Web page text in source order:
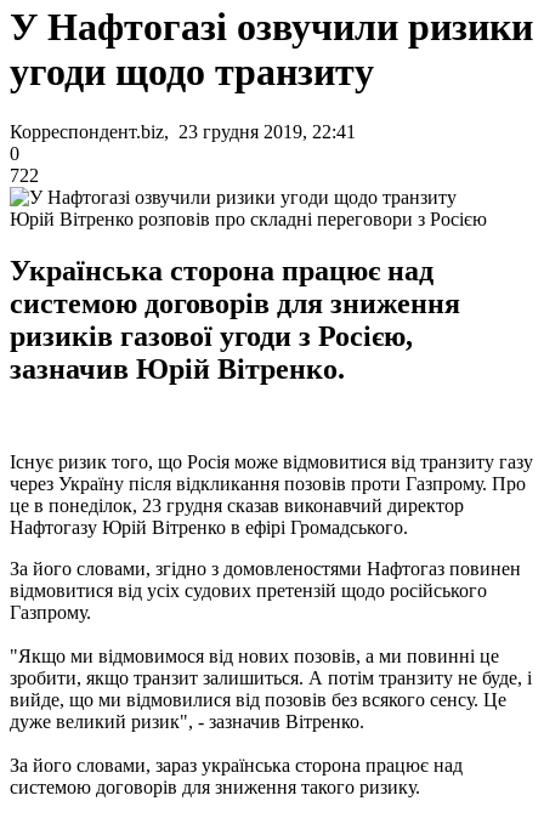
У Нафтогазі озвучили ризики
угоди щодо транзиту
Корреспондент.biz, 23 грудня 2019, 22:41
0
722
Юрій Вітренко розповів про складні переговори з Росією
Українська сторона працює над
системою договорів для зниження
ризиків газової угоди з Росією,
зазначив Юрій Вітренко.
Існує ризик того, що Росія може відмовитися від транзиту газу
через Україну після відкликання позовів проти Газпрому. Про
це в понеділок, 23 грудня сказав виконавчий директор
Нафтогазу Юрій Вітренко в ефірі Громадського.
За його словами, згідно з домовленостями Нафтогаз повинен
відмовитися від усіх судових претензій щодо російського
Газпрому.
"Якщо ми відмовимося від нових позовів, а ми повинні це
зробити, якщо транзит залишиться. А потім транзиту не буде, і
вийде, що ми відмовилися від позовів без всякого сенсу. Це
дуже великий ризик", - зазначив Вітренко.
За його словами, зараз українська сторона працює над
системою договорів для зниження такого ризику.